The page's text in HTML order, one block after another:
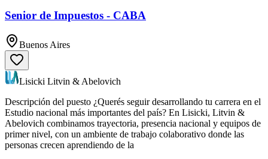
Senior de Impuestos - CABA
Buenos Aires
Lisicki Litvin & Abelovich
Descripción del puesto ¿Querés seguir desarrollando tu carrera en el
Estudio nacional más importantes del país? En Lisicki, Litvin &
Abelovich combinamos trayectoria, presencia nacional y equipos de
primer nivel, con un ambiente de trabajo colaborativo donde las
personas crecen aprendiendo de la